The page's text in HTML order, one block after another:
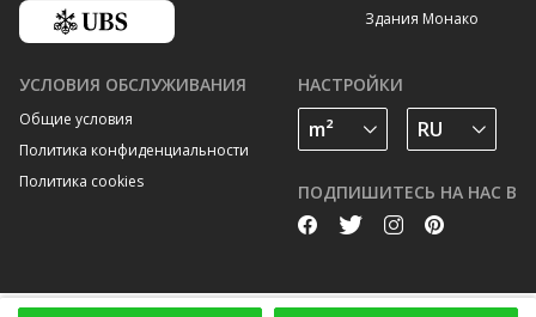
Здания Монако
УСЛОВИЯ ОБСЛУЖИВАНИЯ
Общие условия
Политика конфиденциальности
Политика cookies
НАСТРОЙКИ
ПОДПИШИТЕСЬ НА НАС В